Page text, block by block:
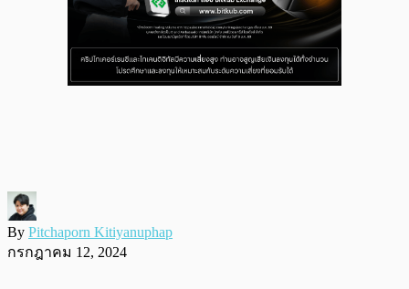
By Pitchaporn Kitiyanuphap
กรกฎาคม 12, 2024